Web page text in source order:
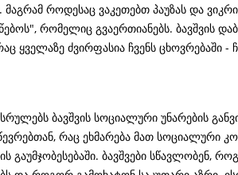
როდესაც ვაკეთებთ პაუზას და
რომელიც გვაერთიანებს. ბავშვის
ყველაზე ძვირფასია ჩვენს ცხოვრებაში -
ბავშვის სოციალური უნარების
რაც ეხმარება მათ სოციალური
ბავშვები სწავლობენ,